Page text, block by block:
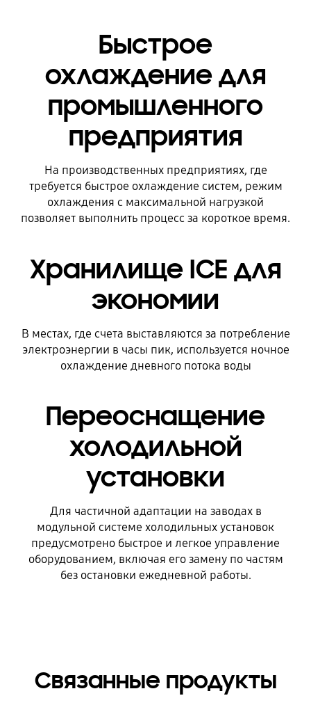
Быстрое
охлаждение для
промышленного
предприятия
На производственных предприятиях, где
требуется быстрое охлаждение систем, режим
охлаждения с максимальной нагрузкой
позволяет выполнить процесс за короткое время.
Хранилище ICE для
экономии
В местах, где счета выставляются за потребление
электроэнергии в часы пик, используется ночное
охлаждение дневного потока воды
Переоснащение
холодильной
установки
Для частичной адаптации на заводах в
модульной системе холодильных установок
предусмотрено быстрое и легкое управление
оборудованием, включая его замену по частям
без остановки ежедневной работы.
Связанные продукты